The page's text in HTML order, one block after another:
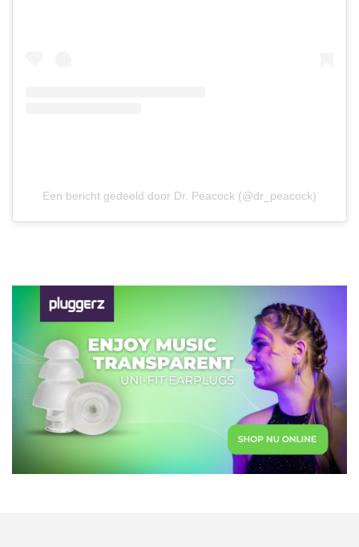
Een bericht gedeeld door Dr. Peacock (@dr_peacock)